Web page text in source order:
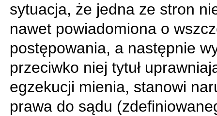
sytuacja, że jedna ze stron
nawet powiadomiona o
postępowania, a następnie
przeciwko niej tytuł
egzekucji mienia, stanowi
prawa do sądu